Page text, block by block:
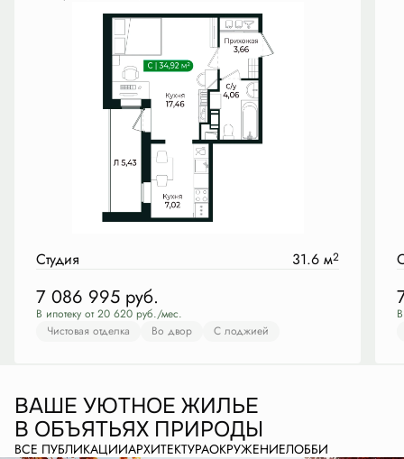
Студия 31.6 м2
7 086 995 руб.
В ипотеку от 20 620 руб./мес.
Чистовая отделка
Во двор С лоджией
ВАШЕ УЮТНОЕ ЖИЛЬЕ
В ОБЪЯТЬЯХ ПРИРОДЫ
ВСЕ ПУБЛИКАЦИИАРХИТЕКТУРАОКРУЖЕНИЕЛОББИ